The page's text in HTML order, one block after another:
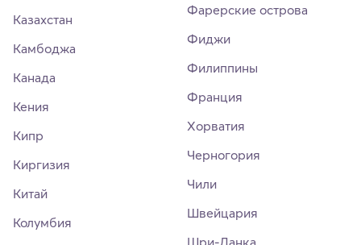
Казахстан
Камбоджа
Канада
Кения
Кипр
Киргизия
Китай
Колумбия
Фарерские острова
Фиджи
Филиппины
Франция
Хорватия
Черногория
Чили
Швейцария
Шри-Ланка